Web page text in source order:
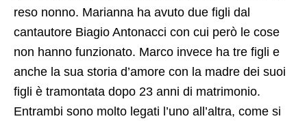
reso nonno. Marianna ha avuto due figli dal
cantautore Biagio Antonacci con cui però le cose
non hanno funzionato. Marco invece ha tre figli e
anche la sua storia d’amore con la madre dei suoi
figli è tramontata dopo 23 anni di matrimonio.
Entrambi sono molto legati l’uno all’altra, come si